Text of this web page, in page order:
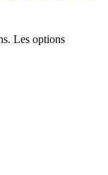
Les options